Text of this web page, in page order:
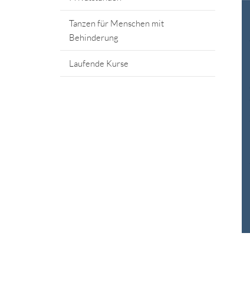
Tanzen für Menschen mit
Behinderung
Laufende Kurse